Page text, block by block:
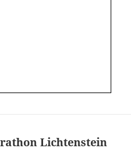
Lichtenstein